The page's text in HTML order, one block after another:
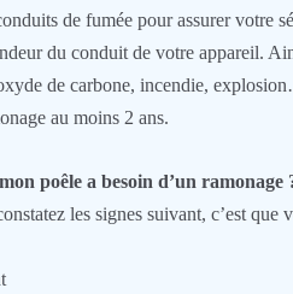
de fumée pour assurer
du conduit de votre appareil.
de carbone, incendie,
au moins 2 ans.
poêle a besoin d’un ramonage
les signes suivant, c’est